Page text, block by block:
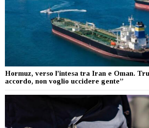
Hormuz, verso l’intesa tra Iran e Oman.
accordo, non voglio uccidere gente”